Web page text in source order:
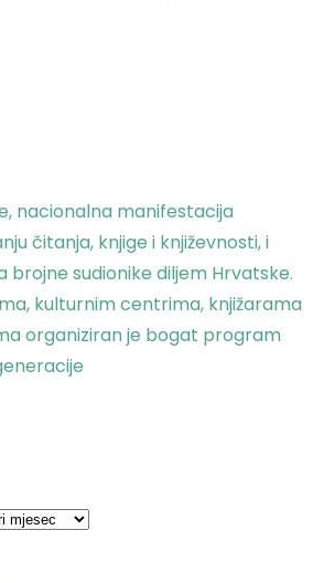
nacionalna manifestacija
čitanja, knjige i književnosti, i
brojne sudionike diljem Hrvatske.
kulturnim centrima, knjižarama
organiziran je bogat program